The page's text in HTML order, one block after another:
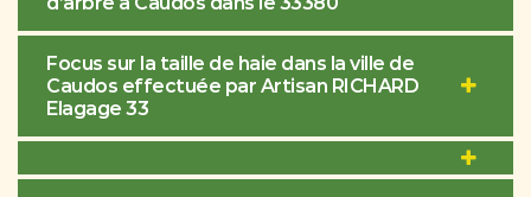
Focus sur la taille de haie dans la ville de
Caudos effectuée par Artisan RICHARD
Elagage 33